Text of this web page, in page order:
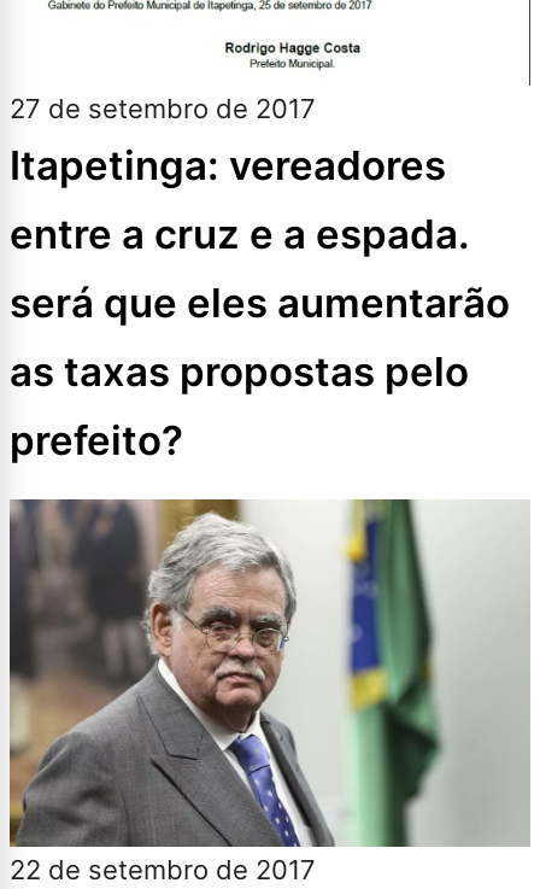
27 de setembro de 2017
Itapetinga: vereadores
entre a cruz e a espada.
será que eles aumentarão
as taxas propostas pelo
prefeito?
22 de setembro de 2017